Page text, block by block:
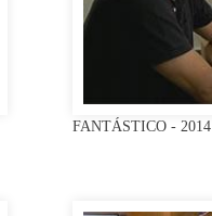
FANTÁSTICO - 2014